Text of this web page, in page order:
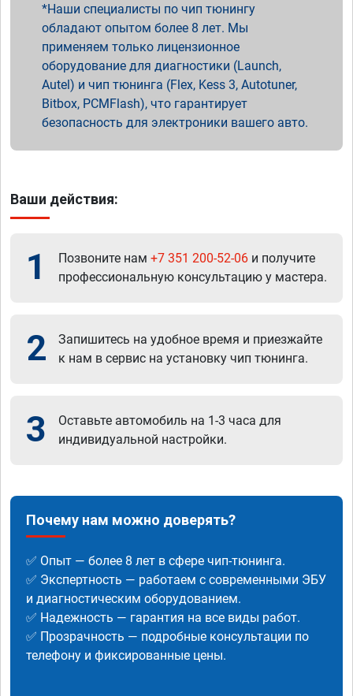
Наши специалисты по чип тюнингу
обладают опытом более 8 лет. Мы
применяем только лицензионное
оборудование для диагностики (Launch,
Autel) и чип тюнинга (Flex, Kess 3, Autotuner,
Bitbox, PCMFlash), что гарантирует
безопасность для электроники вашего авто.
Ваши действия:
1 Позвоните нам +7 351 200-52-06 и получите
профессиональную консультацию у мастера.
2
Запишитесь на удобное время и приезжайте
к нам в сервис на установку чип тюнинга.
3
Оставьте автомобиль на 1-3 часа для
индивидуальной настройки.
Почему нам можно доверять?
✅ Опыт — более 8 лет в сфере чип-тюнинга.
✅ Экспертность — работаем с современными ЭБУ
и диагностическим оборудованием.
✅ Надежность — гарантия на все виды работ.
✅ Прозрачность — подробные консультации по
телефону и фиксированные цены.